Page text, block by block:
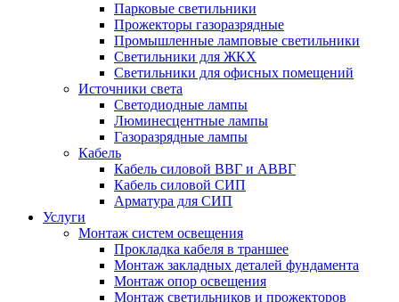
Парковые светильники
Прожекторы газоразрядные
Промышленные ламповые светильники
Светильники для ЖКХ
Светильники для офисных помещений
Источники света
Светодиодные лампы
Люминесцентные лампы
Газоразрядные лампы
Кабель
Кабель силовой ВВГ и АВВГ
Кабель силовой СИП
Арматура для СИП
Услуги
Монтаж систем освещения
Прокладка кабеля в траншее
Монтаж закладных деталей фундамента
Монтаж опор освещения
Монтаж светильников и прожекторов